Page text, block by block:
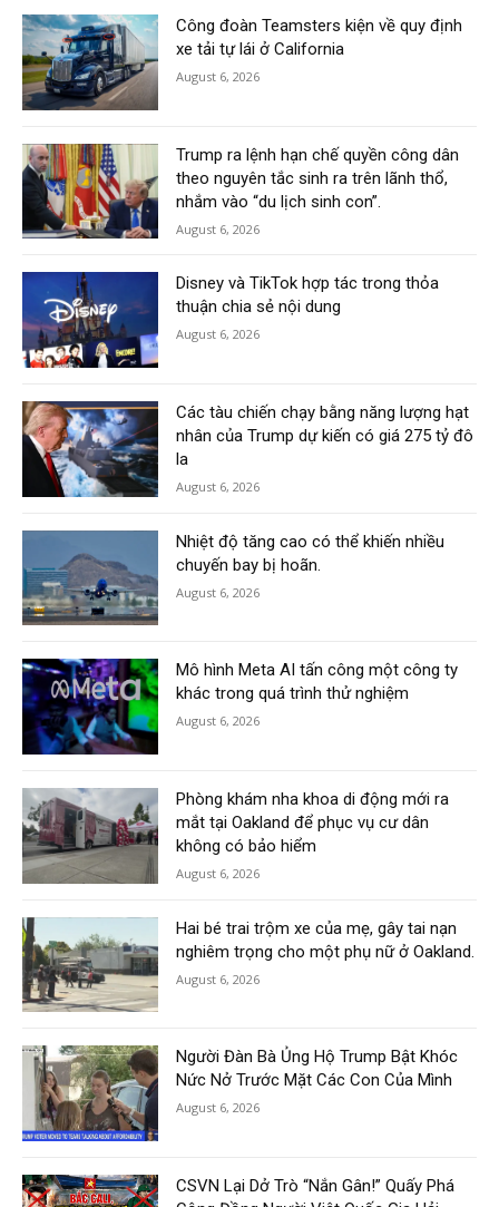
Công đoàn Teamsters kiện về quy định
xe tải tự lái ở California
August 6, 2026
Trump ra lệnh hạn chế quyền công dân
theo nguyên tắc sinh ra trên lãnh thổ,
nhắm vào “du lịch sinh con”.
August 6, 2026
Disney và TikTok hợp tác trong thỏa
thuận chia sẻ nội dung
August 6, 2026
Các tàu chiến chạy bằng năng lượng hạt
nhân của Trump dự kiến có giá 275 tỷ đô
la
August 6, 2026
Nhiệt độ tăng cao có thể khiến nhiều
chuyến bay bị hoãn.
August 6, 2026
Mô hình Meta AI tấn công một công ty
khác trong quá trình thử nghiệm
August 6, 2026
Phòng khám nha khoa di động mới ra
mắt tại Oakland để phục vụ cư dân
không có bảo hiểm
August 6, 2026
Hai bé trai trộm xe của mẹ, gây tai nạn
nghiêm trọng cho một phụ nữ ở Oakland.
August 6, 2026
Người Đàn Bà Ủng Hộ Trump Bật Khóc
Nức Nở Trước Mặt Các Con Của Mình
August 6, 2026
CSVN Lại Dở Trò “Nắn Gân!” Quấy Phá